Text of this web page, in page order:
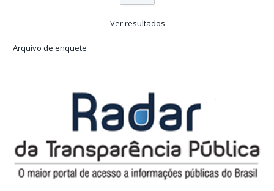
Ver resultados
Arquivo de enquete